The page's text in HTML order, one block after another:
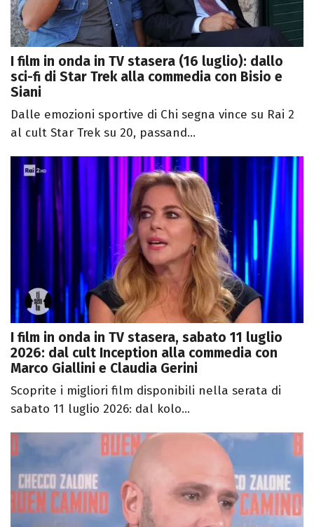
I film in onda in TV stasera (16 luglio): dallo
sci-fi di Star Trek alla commedia con Bisio e
Siani
Dalle emozioni sportive di Chi segna vince su Rai 2
al cult Star Trek su 20, passand...
I film in onda in TV stasera, sabato 11 luglio
2026: dal cult Inception alla commedia con
Marco Giallini e Claudia Gerini
Scoprite i migliori film disponibili nella serata di
sabato 11 luglio 2026: dal kolo...